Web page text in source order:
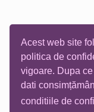
Acest web site
politica de
vigoare. Dupa
dati
conditiile de